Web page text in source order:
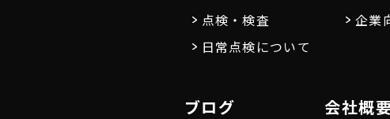
点検・検査
日常点検について
企業
ブログ 会社概